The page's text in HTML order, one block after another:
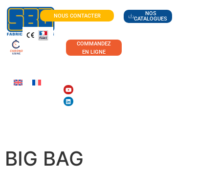
NOUS CONTACTER
NOS
CATALOGUES
COMMANDEZ
EN LIGNE
BIG BAG